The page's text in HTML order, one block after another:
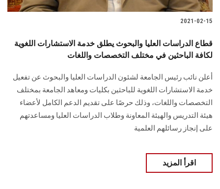
2021-02-15
قطاع الدراسات العليا والبحوث يطلق خدمة الاستشارات اللغوية
لكافة الباحثين في مختلف التخصصات واللغات
أعلن نائب رئيس الجامعة لشئون الدراسات العليا والبحوث عن تفعيل
خدمة الاستشارات اللغوية للباحثين بكليات ومعاهد الجامعة بمختلف
التخصصات واللغات، وذلك حرصًا على تقديم الدعم الكامل لأعضاء
هيئة التدريس والهيئة المعاونة وطلاب الدراسات العليا ومساعدتهم
على إنجاز رسائلهم العلمية
اقرأ المزيد